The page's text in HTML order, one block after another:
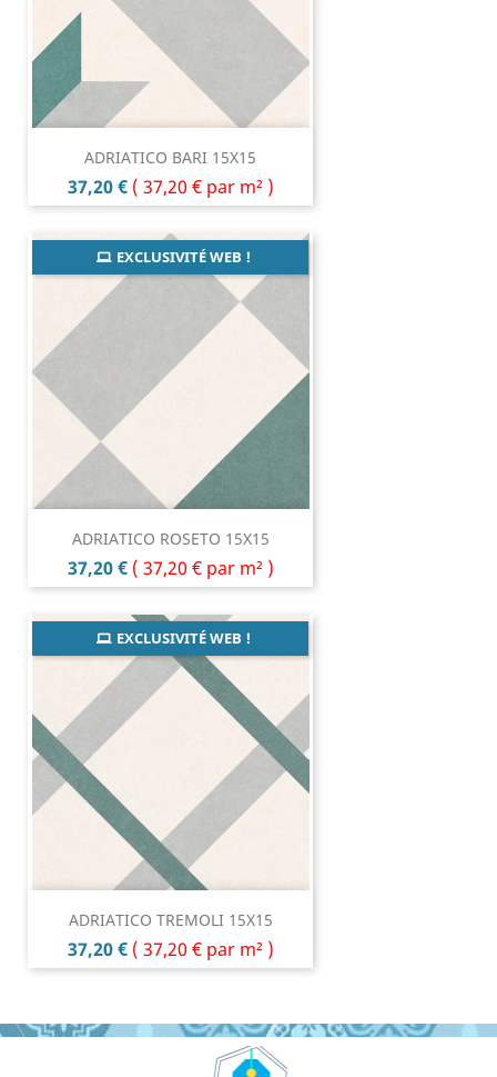
ADRIATICO BARI 15X15
Prix
37,20 € ( 37,20 € par m² )
ADRIATICO ROSETO 15X15
Prix
37,20 € ( 37,20 € par m² )
EXCLUSIVITÉ WEB !
ADRIATICO TREMOLI 15X15
Prix
37,20 € ( 37,20 € par m² )
EXCLUSIVITÉ WEB !